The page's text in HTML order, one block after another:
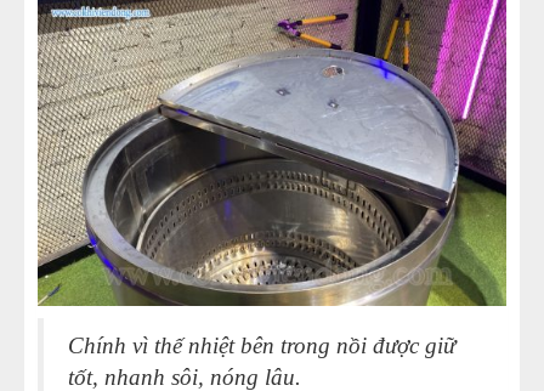
Chính vì thế nhiệt bên trong nồi được giữ
tốt, nhanh sôi, nóng lâu.